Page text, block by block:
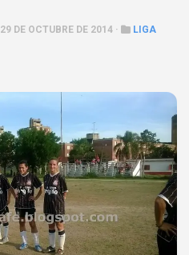
29 DE OCTUBRE DE 2014 ·
LIGA